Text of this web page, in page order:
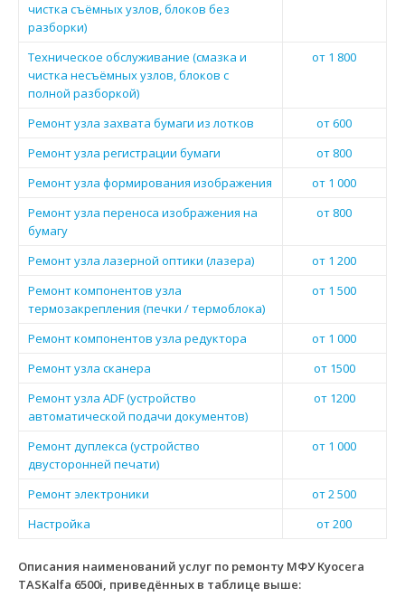
чистка съёмных узлов, блоков без
разборки)
Техническое обслуживание (смазка и
чистка несъёмных узлов, блоков с
полной разборкой)
от 1 800
Ремонт узла захвата бумаги из лотков
от 600
Ремонт узла регистрации бумаги
от 800
Ремонт узла формирования изображения
от 1 000
Ремонт узла переноса изображения на
бумагу
от 800
Ремонт узла лазерной оптики (лазера)
от 1 200
Ремонт компонентов узла
термозакрепления (печки / термоблока)
от 1 500
Ремонт компонентов узла редуктора
от 1 000
Ремонт узла сканера
от 1500
Ремонт узла ADF (устройство
автоматической подачи документов)
от 1200
Ремонт дуплекса (устройство
двусторонней печати)
от 1 000
Ремонт электроники
от 2 500
Настройка
от 200
Описания наименований услуг по ремонту МФУ Kyocera
TASKalfa 6500i, приведённых в таблице выше: